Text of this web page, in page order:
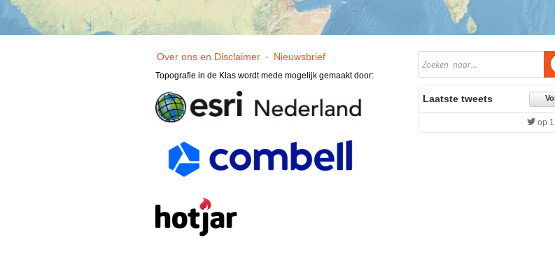
Over ons en Disclaimer · Nieuwsbrief
Topografie in de Klas wordt mede mogelijk gemaakt door:
Laatste tweets
op